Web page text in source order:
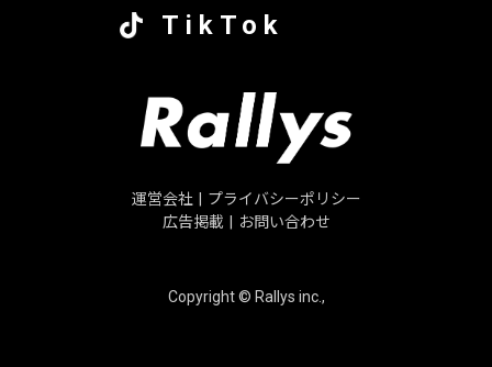
TikTok
運営会社
プライバシーポリシー
広告掲載
お問い合わせ
Copyright © Rallys inc.,